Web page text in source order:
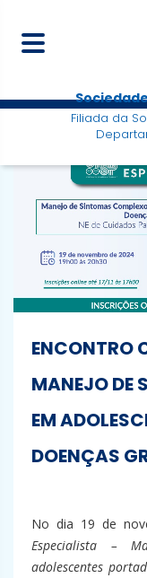
Filiada da
ENCONTRO
MANEJO DE
EM
DOENÇAS
No dia 19 de
Especialista –
adolescentes